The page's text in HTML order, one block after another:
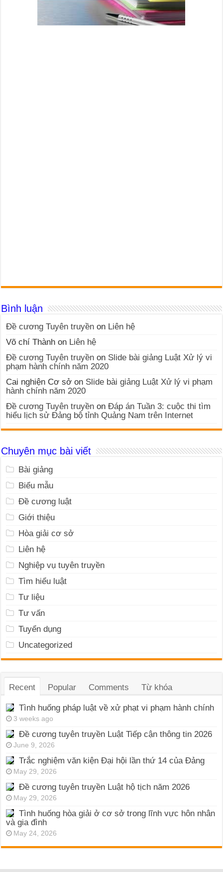
Bình luận
Đề cương Tuyên truyền on Liên hệ
Võ chí Thành on Liên hệ
Đề cương Tuyên truyền on Slide bài giảng Luật Xử lý vi
phạm hành chính năm 2020
Cai nghiện Cơ sở on Slide bài giảng Luật Xử lý vi phạm
hành chính năm 2020
Đề cương Tuyên truyền onĐáp án Tuần 3: cuộc thi tìm
hiểu lịch sử Đảng bộ tỉnh Quảng Nam trên Internet
Chuyên mục bài viết
Bài giảng
Biểu mẫu
Đề cương luật
Giới thiệu
Hòa giải cơ sở
Liên hệ
Nghiệp vụ tuyên truyền
Tìm hiểu luật
Tư liệu
Tư vấn
Tuyển dụng
Uncategorized
Recent Popular Comments Từ khóa
Tình huống pháp luật về xử phạt vi phạm hành chính
3 weeks ago
Đề cương tuyên truyền Luật Tiếp cận thông tin 2026
June 9, 2026
Trắc nghiệm văn kiện Đại hội lần thứ 14 của Đảng
May 29, 2026
Đề cương tuyên truyền Luật hộ tịch năm 2026
May 29, 2026
Tình huống hòa giải ở cơ sở trong lĩnh vực hôn nhân
và gia đình
May 24, 2026